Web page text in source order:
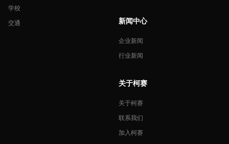
学校
交通
新闻中心
企业新闻
行业新闻
关于柯赛
关于柯赛
联系我们
加入柯赛